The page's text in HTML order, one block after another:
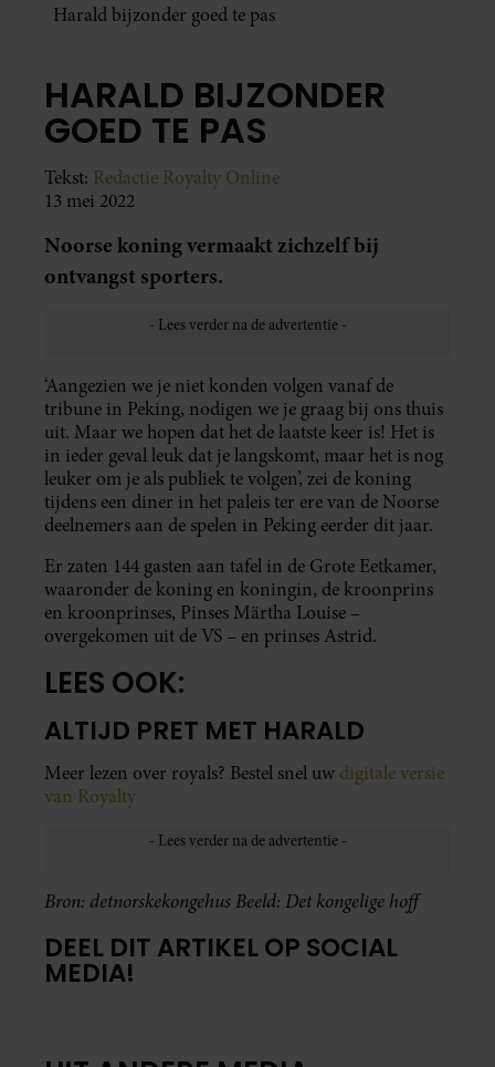
Harald bijzonder goed te pas
HARALD BIJZONDER
GOED TE PAS
Tekst: Redactie Royalty Online
13 mei 2022
Noorse koning vermaakt zichzelf bij
ontvangst sporters.
‘Aangezien we je niet konden volgen vanaf de
tribune in Peking, nodigen we je graag bij ons thuis
uit. Maar we hopen dat het de laatste keer is! Het is
in ieder geval leuk dat je langskomt, maar het is nog
leuker om je als publiek te volgen’, zei de koning
tijdens een diner in het paleis ter ere van de Noorse
deelnemers aan de spelen in Peking eerder dit jaar.
Er zaten 144 gasten aan tafel in de Grote Eetkamer,
waaronder de koning en koningin, de kroonprins
en kroonprinses, Pinses Märtha Louise –
overgekomen uit de VS – en prinses Astrid.
LEES OOK:
ALTIJD PRET MET HARALD
Meer lezen over royals? Bestel snel uw digitale versie
van Royalty
Bron: detnorskekongehus Beeld: Det kongelige hoff
DEEL DIT ARTIKEL OP SOCIAL
MEDIA!